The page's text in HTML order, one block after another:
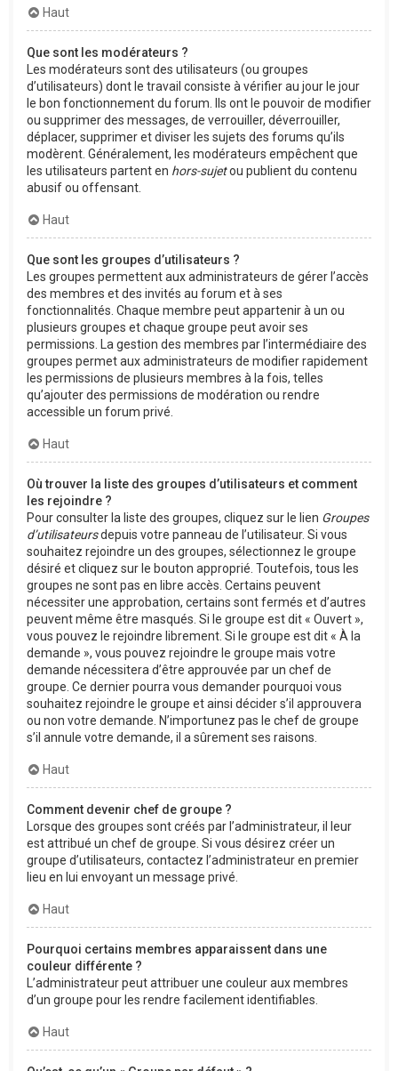
Haut
Que sont les modérateurs ?
Les modérateurs sont des utilisateurs (ou groupes
d’utilisateurs) dont le travail consiste à vérifier au jour le jour
le bon fonctionnement du forum. Ils ont le pouvoir de modifier
ou supprimer des messages, de verrouiller, déverrouiller,
déplacer, supprimer et diviser les sujets des forums qu’ils
modèrent. Généralement, les modérateurs empêchent que
les utilisateurs partent en hors-sujetou publient du contenu
abusif ou offensant.
Haut
Que sont les groupes d’utilisateurs ?
Les groupes permettent aux administrateurs de gérer l’accès
des membres et des invités au forum et à ses
fonctionnalités. Chaque membre peut appartenir à un ou
plusieurs groupes et chaque groupe peut avoir ses
permissions. La gestion des membres par l’intermédiaire des
groupes permet aux administrateurs de modifier rapidement
les permissions de plusieurs membres à la fois, telles
qu’ajouter des permissions de modération ou rendre
accessible un forum privé.
Haut
Où trouver la liste des groupes d’utilisateurs et comment
les rejoindre ?
Pour consulter la liste des groupes, cliquez sur le lien Groupes
d’utilisateursdepuis votre panneau de l’utilisateur. Si vous
souhaitez rejoindre un des groupes, sélectionnez le groupe
désiré et cliquez sur le bouton approprié. Toutefois, tous les
groupes ne sont pas en libre accès. Certains peuvent
nécessiter une approbation, certains sont fermés et d’autres
peuvent même être masqués. Si le groupe est dit « Ouvert »,
vous pouvez le rejoindre librement. Si le groupe est dit « À la
demande », vous pouvez rejoindre le groupe mais votre
demande nécessitera d’être approuvée par un chef de
groupe. Ce dernier pourra vous demander pourquoi vous
souhaitez rejoindre le groupe et ainsi décider s’il approuvera
ou non votre demande. N’importunez pas le chef de groupe
s’il annule votre demande, il a sûrement ses raisons.
Haut
Comment devenir chef de groupe ?
Lorsque des groupes sont créés par l’administrateur, il leur
est attribué un chef de groupe. Si vous désirez créer un
groupe d’utilisateurs, contactez l’administrateur en premier
lieu en lui envoyant un message privé.
Haut
Pourquoi certains membres apparaissent dans une
couleur différente ?
L’administrateur peut attribuer une couleur aux membres
d’un groupe pour les rendre facilement identifiables.
Haut